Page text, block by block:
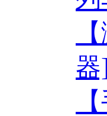
器